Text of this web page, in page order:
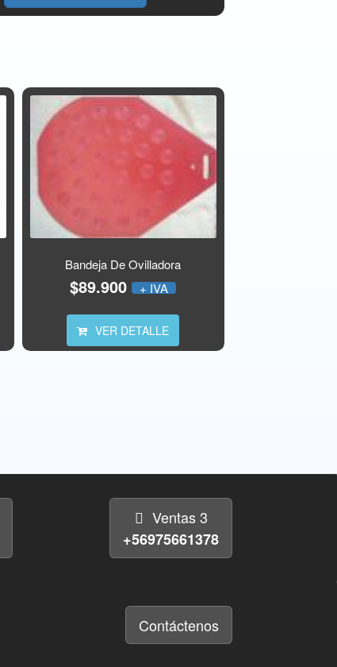
Bandeja De Ovilladora
$89.900 + IVA
VER DETALLE
Ventas 3
+56975661378
Contáctenos